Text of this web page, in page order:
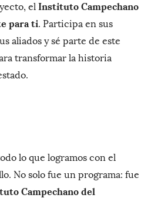
el Instituto Campechano
para ti. Participa en sus
aliados y sé parte de este
transformar la historia
lo que logramos con el
No solo fue un programa: fue
Campechano del